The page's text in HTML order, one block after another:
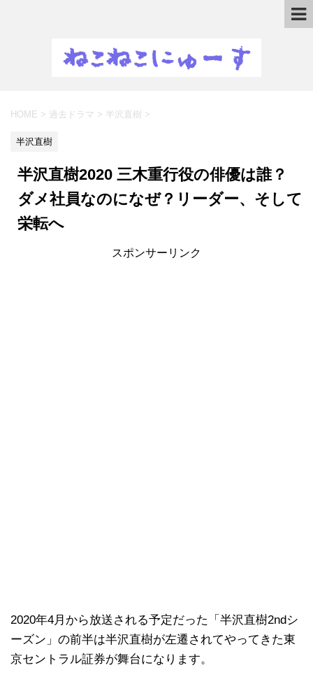
HOME > 過去ドラマ > 半沢直樹 >
半沢直樹
半沢直樹2020 三木重行役の俳優は誰？
ダメ社員なのになぜ？リーダー、そして
栄転へ
スポンサーリンク
2020年4月から放送される予定だった「半沢直樹2ndシ
ーズン」の前半は半沢直樹が左遷されてやってきた東
京セントラル証券が舞台になります。